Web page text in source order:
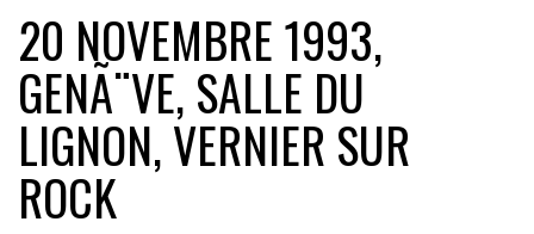
20 NOVEMBRE 1993,
GENÃ¨VE, SALLE DU
LIGNON, VERNIER SUR
ROCK